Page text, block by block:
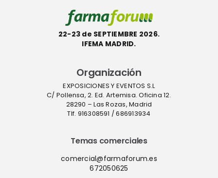
22-23 de SEPTIEMBRE 2026.
IFEMA MADRID.
Organización
EXPOSICIONES Y EVENTOS S.L
C/ Pollensa, 2. Ed. Artemisa. Oficina 12.
28290 – Las Rozas, Madrid
Tlf. 916308591 / 686913934
Temas comerciales
comercial@farmaforum.es
672050625